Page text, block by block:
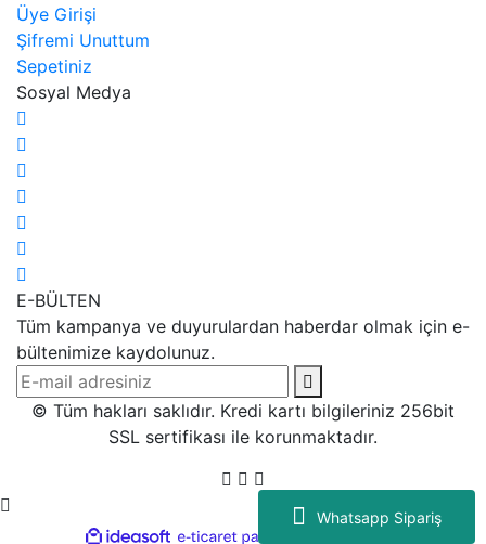
Whatsapp Sipariş
Üye Girişi
Şifremi Unuttum
Sepetiniz
Sosyal Medya
E-BÜLTEN
Tüm kampanya ve duyurulardan haberdar olmak için e-
bültenimize kaydolunuz.
© Tüm hakları saklıdır. Kredi kartı bilgileriniz 256bit
SSL sertifikası ile korunmaktadır.
ideasoft